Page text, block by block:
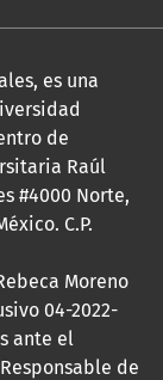
es una
de
Raúl
#4000 Norte,
C.P.
Moreno
04-2022-
ante el
de